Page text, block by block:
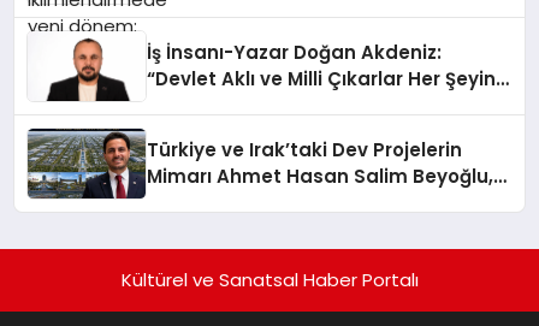
İş İnsanı-Yazar Doğan Akdeniz:
“Devlet Aklı ve Milli Çıkarlar Her Şeyin
Türkiye ve Irak’taki Dev Projelerin
Mimarı Ahmet Hasan Salim Beyoğlu,
Hayata Geçirecek
Kültürel ve Sanatsal Haber Portalı